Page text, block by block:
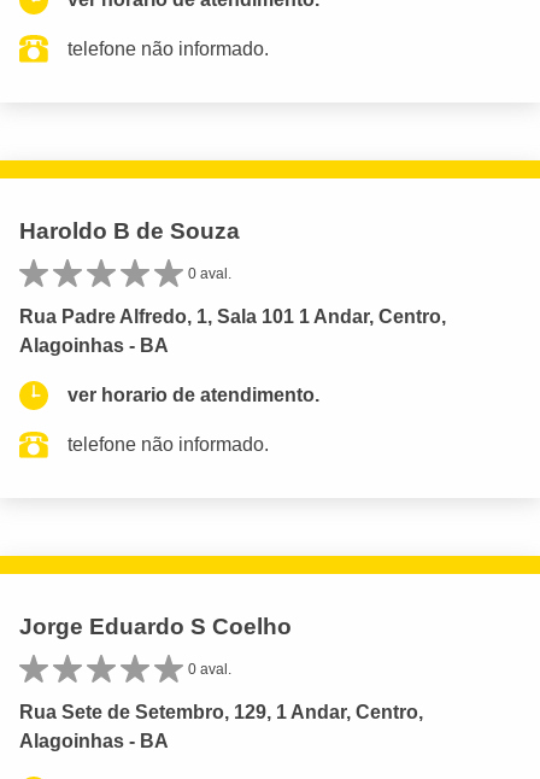
telefone não informado.
Haroldo B de Souza
0 aval.
Rua Padre Alfredo, 1, Sala 101 1 Andar, Centro,
Alagoinhas - BA
ver horario de atendimento.
telefone não informado.
Jorge Eduardo S Coelho
0 aval.
Rua Sete de Setembro, 129, 1 Andar, Centro,
Alagoinhas - BA